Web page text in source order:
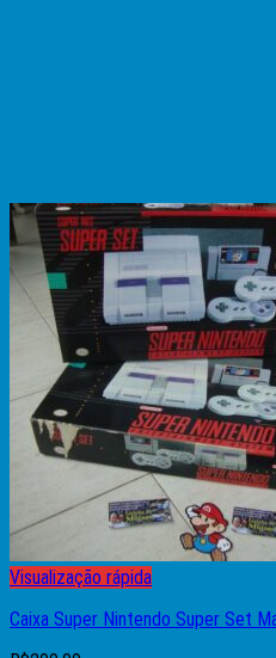
Visualização rápida
Caixa Super Nintendo Super Set